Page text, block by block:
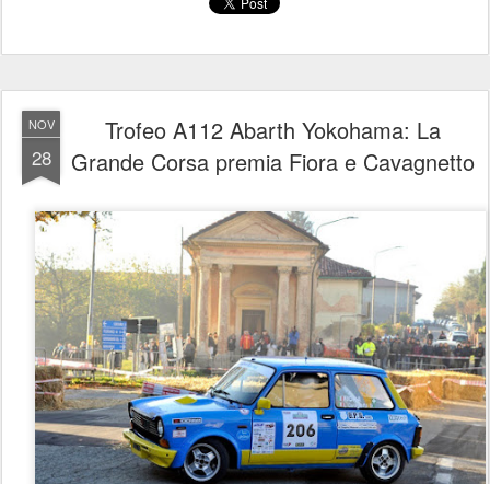
NOV
28
Trofeo A112 Abarth Yokohama: La
Grande Corsa premia Fiora e Cavagnetto